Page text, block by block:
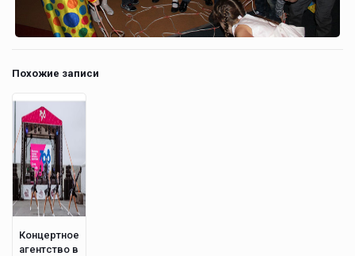
Похожие записи
Концертное
агентство в